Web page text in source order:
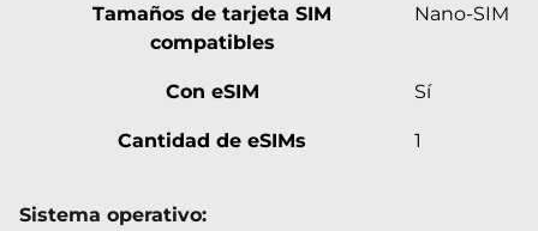
Tamaños de tarjeta SIM
compatibles
Nano-SIM
Con eSIM Sí
Cantidad de eSIMs 1
Sistema operativo: